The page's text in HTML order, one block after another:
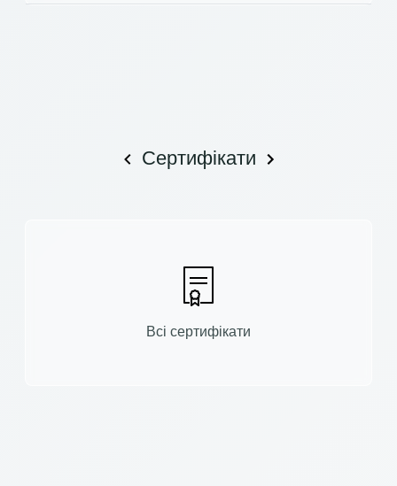
Сертифікати
Всі сертифікати